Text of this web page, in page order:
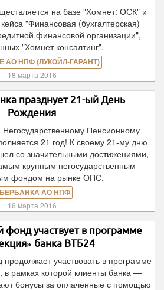
на базе "Хомнет: ОСК" и
"Финансовая (бухгалтерская)
финансовой организации",
"Хомнет консалтинг".
АО НПФ (ЛУКОЙЛ-ГАРАНТ)
18 марта 2016
празднует 21-ый День
Рождения
Пенсионному
21 год! К своему 21-му дню
со значительными достижениями,
крупным негосударственным
фондом на рынке ОПС.
АО НПФ
16 марта 2016
участвует в программе
банка ВТБ24
участвовать в программе
в рамках которой клиенты банка —
бонусы за оплаченные с помощью